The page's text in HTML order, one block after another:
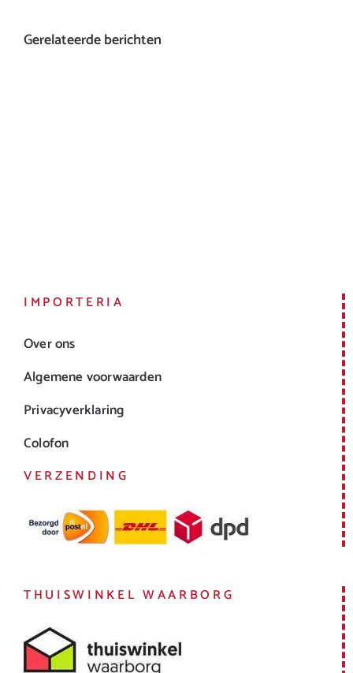
Gerelateerde berichten
IMPORTERIA
Over ons
Algemene voorwaarden
Privacyverklaring
Colofon
VERZENDING
THUISWINKEL WAARBORG